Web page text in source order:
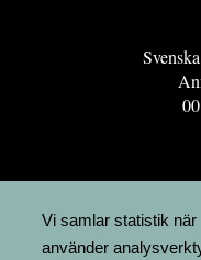
Vi samlar statistik
använder